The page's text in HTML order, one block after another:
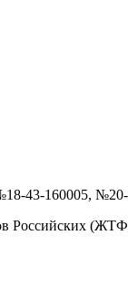
43-160005, №20-
Российских